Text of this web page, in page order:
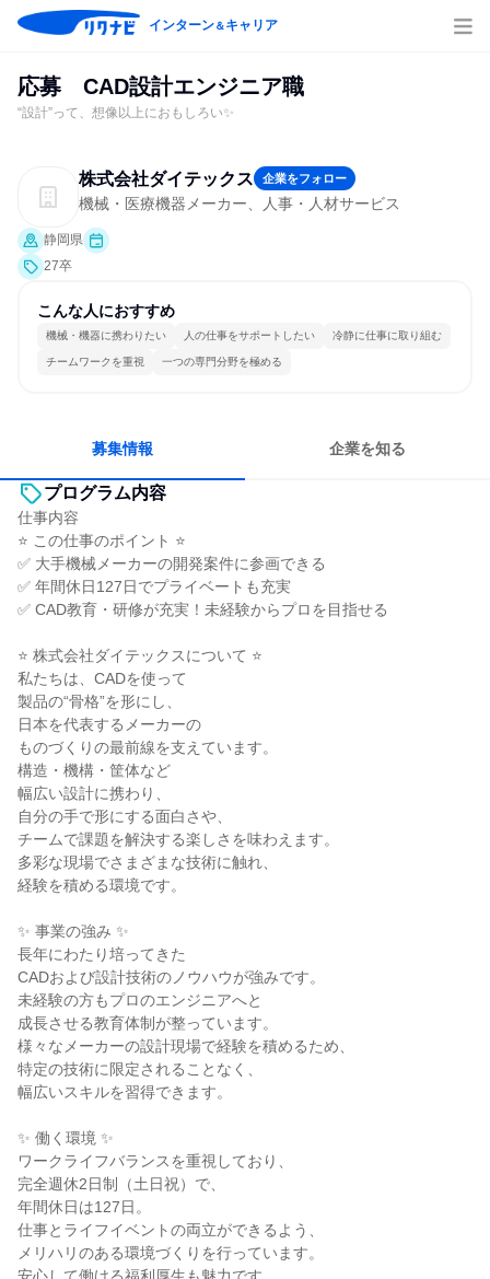
インターン＆キャリア
応募 CAD設計エンジニア職
“設計”って、想像以上におもしろい✨
株式会社ダイテックス 企業をフォロー
機械・医療機器メーカー、人事・人材サービス
静岡県
27卒
こんな人におすすめ
機械・機器に携わりたい 人の仕事をサポートしたい 冷静に仕事に取り組む
チームワークを重視 一つの専門分野を極める
募集情報 企業を知る
プログラム内容
仕事内容
⭐ この仕事のポイント ⭐
✅ 大手機械メーカーの開発案件に参画できる
✅ 年間休日127日でプライベートも充実
✅ CAD教育・研修が充実！未経験からプロを目指せる
⭐ 株式会社ダイテックスについて ⭐
私たちは、CADを使って
製品の“骨格”を形にし、
日本を代表するメーカーの
ものづくりの最前線を支えています。
構造・機構・筐体など
幅広い設計に携わり、
自分の手で形にする面白さや、
チームで課題を解決する楽しさを味わえます。
多彩な現場でさまざまな技術に触れ、
経験を積める環境です。
✨ 事業の強み ✨
長年にわたり培ってきた
CADおよび設計技術のノウハウが強みです。
未経験の方もプロのエンジニアへと
成長させる教育体制が整っています。
様々なメーカーの設計現場で経験を積めるため、
特定の技術に限定されることなく、
幅広いスキルを習得できます。
✨ 働く環境 ✨
ワークライフバランスを重視しており、
完全週休2日制（土日祝）で、
年間休日は127日。
仕事とライフイベントの両立ができるよう、
メリハリのある環境づくりを行っています。